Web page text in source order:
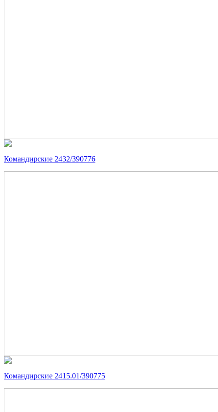
Командирские 2432/390776
Командирские 2415.01/390775